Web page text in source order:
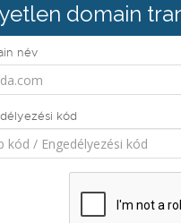
domain
név
kód